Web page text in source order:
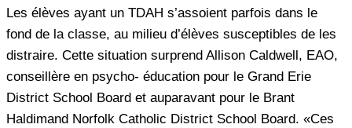
Les élèves ayant un TDAH s’assoient parfois dans le
fond de la classe, au milieu d’élèves susceptibles de les
distraire. Cette situation surprend Allison Caldwell, EAO,
conseillère en psycho- éducation pour le Grand Erie
District School Board et auparavant pour le Brant
Haldimand Norfolk Catholic District School Board. «Ces